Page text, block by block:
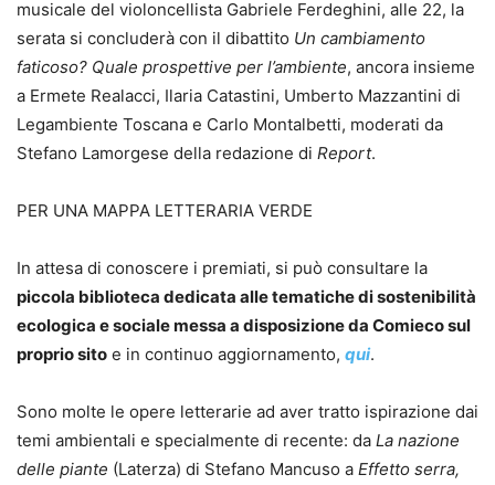
musicale del violoncellista Gabriele Ferdeghini, alle 22, la
serata si concluderà con il dibattito Un cambiamento
faticoso? Quale prospettive per l’ambiente, ancora insieme
a Ermete Realacci, Ilaria Catastini, Umberto Mazzantini di
Legambiente Toscana e Carlo Montalbetti, moderati da
Stefano Lamorgese della redazione di Report.
PER UNA MAPPA LETTERARIA VERDE
In attesa di conoscere i premiati, si può consultare la
piccola biblioteca dedicata alle tematiche di sostenibilità
ecologica e sociale messa a disposizione da Comieco sul
proprio sito e in continuo aggiornamento, qui.
Sono molte le opere letterarie ad aver tratto ispirazione dai
temi ambientali e specialmente di recente: da La nazione
delle piante (Laterza) di Stefano Mancuso a Effetto serra,